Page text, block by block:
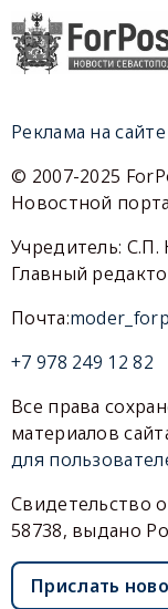
Реклама на сайте
© 2007-2025
Новостной
Учредитель: С.П.
Главный
Почта:
+7 978 249 12 82
Все права
материалов
для
Свидетельство
58738, выдано
Прислать